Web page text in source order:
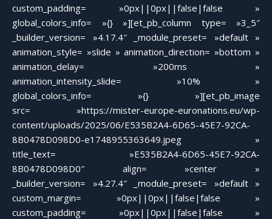
custom_padding= »0px||0px||false|false »
global_colors_info= »{} »][et_pb_column type= »3_5″
_builder_version= »4.17.4″ _module_preset= »default »
animation_style= »slide » animation_direction= »bottom »
animation_delay= »200ms »
animation_intensity_slide= »10% »
global_colors_info= »{} »][et_pb_image
src= »https://mister-europe-euronations.eu/wp-
content/uploads/2025/06/E535B2A4-6D65-45E7-92CA-
8B0478D098D0-e1748955363649.jpeg »
title_text= »E535B2A4-6D65-45E7-92CA-
8B0478D098D0″ align= »center »
_builder_version= »4.27.4″ _module_preset= »default »
custom_margin= »0px||0px||false|false »
custom_padding= »0px||0px||false|false »